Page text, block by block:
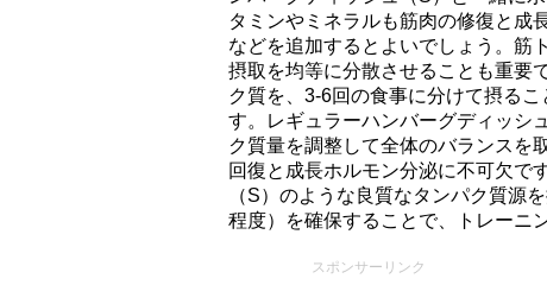
タミンやミネラルも筋肉の修復と成
などを追加するとよいでしょう。筋
摂取を均等に分散させることも重要
ク質を、3-6回の食事に分けて摂る
す。レギュラーハンバーグディッシ
ク質量を調整して全体のバランスを
回復と成長ホルモン分泌に不可欠で
（S）のような良質なタンパク質源
程度）を確保することで、トレーニ
スポンサーリンク